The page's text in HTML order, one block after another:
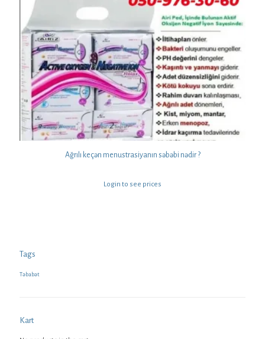
Ağrılı keçən menustrasiyanın səbəbi nədir ?
Login to see prices
Tags
Təbabət
Kart